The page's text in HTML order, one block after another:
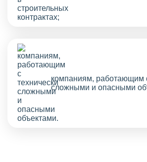
компаниям, работающим
сложными и опасными